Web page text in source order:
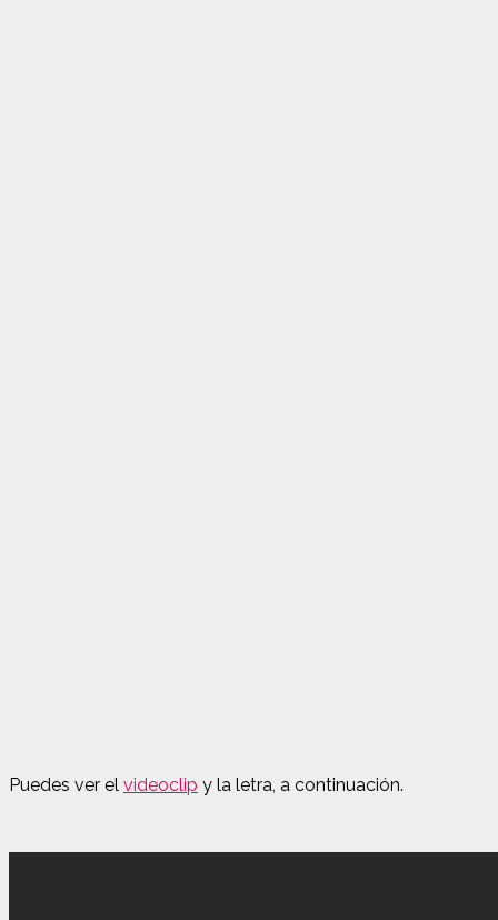
Puedes ver el videoclip y la letra, a continuación.